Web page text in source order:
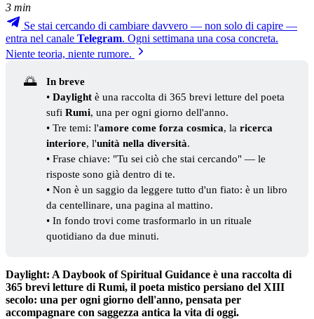
3 min
Se stai cercando di cambiare davvero — non solo di capire —
entra nel canale Telegram. Ogni settimana una cosa concreta.
Niente teoria, niente rumore.
🌅
In breve
•Daylight è una raccolta di 365 brevi letture del poeta
sufiRumi, una per ogni giorno dell'anno.
• Tre temi: l'amore come forza cosmica, laricerca
interiore, l'unità nella diversità.
• Frase chiave: "Tu sei ciò che stai cercando" — le
risposte sono già dentro di te.
• Non è un saggio da leggere tutto d'un fiato: è un libro
da centellinare, una pagina al mattino.
• In fondo trovi come trasformarlo in un rituale
quotidiano da due minuti.
Daylight: A Daybook of Spiritual Guidance è una raccolta di
365 brevi letture di Rumi, il poeta mistico persiano del XIII
secolo: una per ogni giorno dell'anno, pensata per
accompagnare con saggezza antica la vita di oggi.